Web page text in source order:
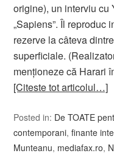
origine), un interviu cu
„Sapiens”. Îl reproduc
rezerve la câteva
superficiale.
menţioneze că Harari
[Citeste tot articolul…]
Posted in: De TOATE
contemporani,finante
Munteanu, mediafax.ro,